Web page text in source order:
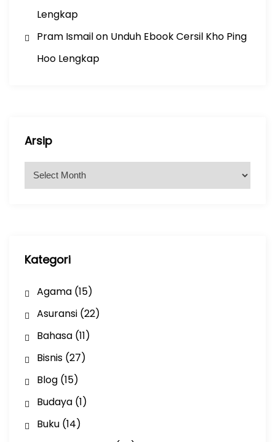
Lengkap
Pram Ismailon Unduh Ebook Cersil Kho Ping
Hoo Lengkap
Arsip
Kategori
Agama(15)
Asuransi(22)
Bahasa(11)
Bisnis(27)
Blog(15)
Budaya(1)
Buku(14)